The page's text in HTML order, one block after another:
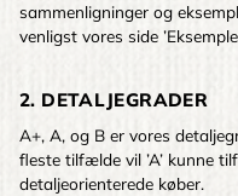
sammenligninger og
venligst vores side
2. DETALJEGRADER
A+, A, og B er vores
fleste tilfælde vil ’A’ kunne
detaljeorienterede køber.